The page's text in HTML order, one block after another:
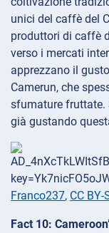
unici del caffè del
produttori di caffè
verso i mercati
apprezzano il
Camerun, che
sfumature fruttate.
già gustando
Franco237, CC BY-
Fact 10: